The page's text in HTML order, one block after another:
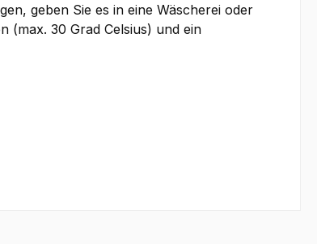
geben Sie es in eine Wäscherei oder
(max. 30 Grad Celsius) und ein